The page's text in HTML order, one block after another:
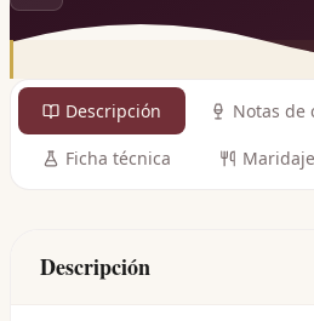
Descripción Notas de
Ficha técnica Maridaje
Descripción